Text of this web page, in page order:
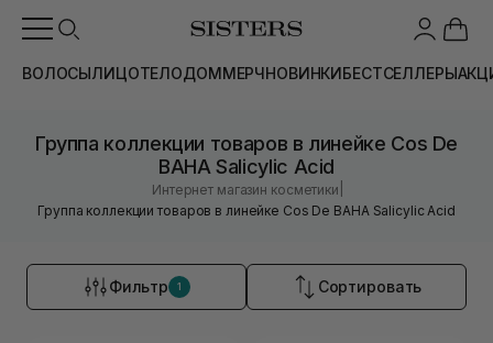
ВОЛОСЫЛИЦОТЕЛОДОММЕРЧНОВИНКИБЕСТСЕЛЛЕРЫ
Группа коллекции товаров в линейке Cos De
BAHA Salicylic Acid
Интернет магазин косметики
Группа коллекции товаров в линейке Cos De BAHA Salicylic Acid
Фильтр 1 Сортировать